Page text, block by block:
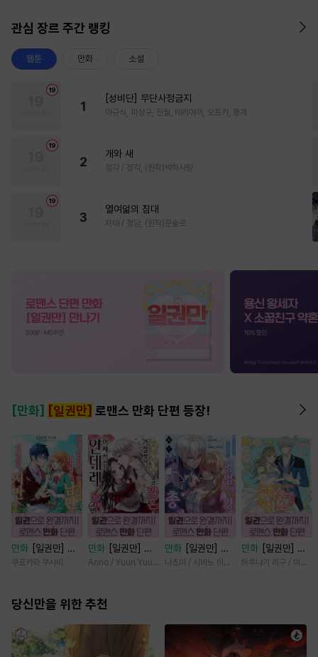
관심 장르 주간 랭킹
웹툰 만화 소설
1
[성비단] 무단사정금지
마규식, 피상구, 진월, 테리야끼, 오프카, 뚱개
2
개와 새
정각 / 정각, (원작)박하사탕
3
열여덟의 침대
자태 / 청담, (원작)문슬로
[만화] [일권만] 로맨스 만화 단편 등장!
만화
[일권만] 내
게 간섭하지 않겠
바라봅니다 [단행
쿠로카와 쿠사비
만화
[일권만] 왕
태자님과의 약혼을
변했습니다 [단행
Anno / Yuuri Yuudachi
만화
[일권만] 모
든 것을 포기한 평
나츠미 / 시바노 이즈미
만화
[일권만] 제
약혼은 취소되었습
하루나기 리구 / 미즈메
당신만을 위한 추천